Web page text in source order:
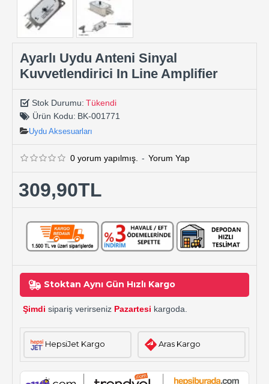
Ayarlı Uydu Anteni Sinyal
Kuvvetlendirici In Line Amplifier
Stok Durumu: Tükendi
Ürün Kodu: BK-001771
Uydu Aksesuarları
0 yorum yapılmış. - Yorum Yap
309,90TL
Stoktan Aynı Gün Hızlı Kargo
Şimdi sipariş verirseniz Pazartesi kargoda.
HepsiJet Kargo Aras Kargo